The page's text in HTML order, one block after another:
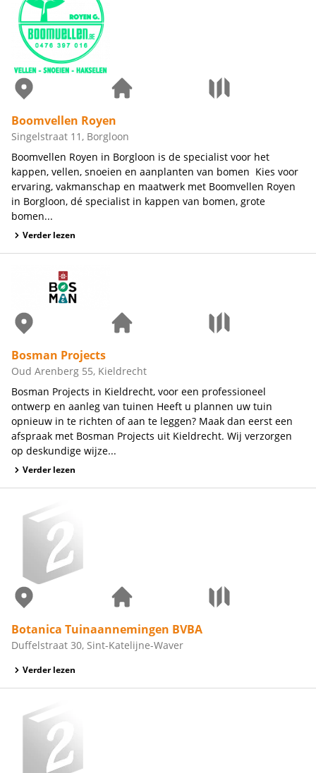
Boomvellen Royen
Singelstraat 11, Borgloon
Boomvellen Royen in Borgloon is de specialist voor het
kappen, vellen, snoeien en aanplanten van bomen Kies voor
ervaring, vakmanschap en maatwerk met Boomvellen Royen
in Borgloon, dé specialist in kappen van bomen, grote
bomen...
Verder lezen
Bosman Projects
Oud Arenberg 55, Kieldrecht
Bosman Projects in Kieldrecht, voor een professioneel
ontwerp en aanleg van tuinen Heeft u plannen uw tuin
opnieuw in te richten of aan te leggen? Maak dan eerst een
afspraak met Bosman Projects uit Kieldrecht. Wij verzorgen
op deskundige wijze...
Verder lezen
Botanica Tuinaannemingen BVBA
Duffelstraat 30, Sint-Katelijne-Waver
Verder lezen